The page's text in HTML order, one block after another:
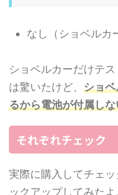
なし（ショベルカ
ショベルカーだけテ
は驚いたけど、 ショ
るから電池が付属し
それぞれチェック
実際に購入してチェ
ックアップしてみたよ